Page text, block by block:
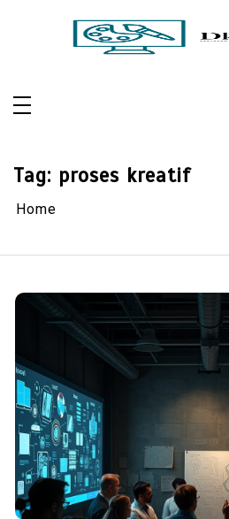
Dkreatif
Tag: proses kreatif
Home